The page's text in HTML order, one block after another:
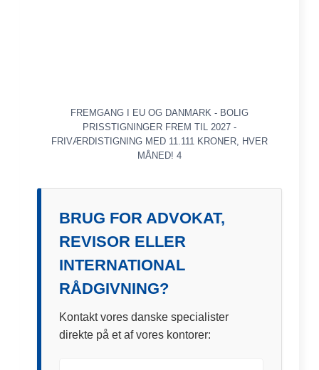
FREMGANG I EU OG DANMARK - BOLIG
PRISSTIGNINGER FREM TIL 2027 -
FRIVÆRDISTIGNING MED 11.111 KRONER, HVER
MÅNED! 4
BRUG FOR ADVOKAT,
REVISOR ELLER
INTERNATIONAL
RÅDGIVNING?
Kontakt vores danske specialister
direkte på et af vores kontorer: